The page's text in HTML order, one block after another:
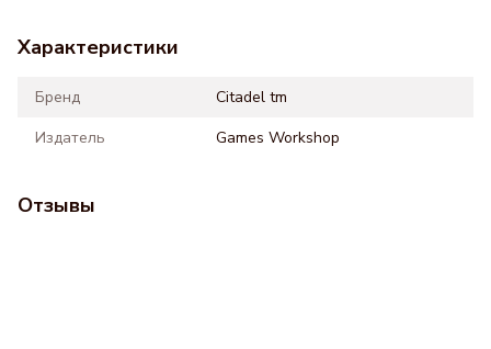
Характеристики
Бренд
Citadel tm
Издатель
Games Workshop
Отзывы